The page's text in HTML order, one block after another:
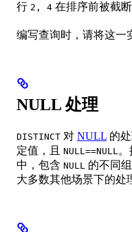
行 2, 4 在排序前被截断
编写查询时，请将这一
NULL 处理
DISTINCT 对 NULL 的
定值，且 NULL==NULL
中，包含 NULL 的不同
大多数其他场景下的处